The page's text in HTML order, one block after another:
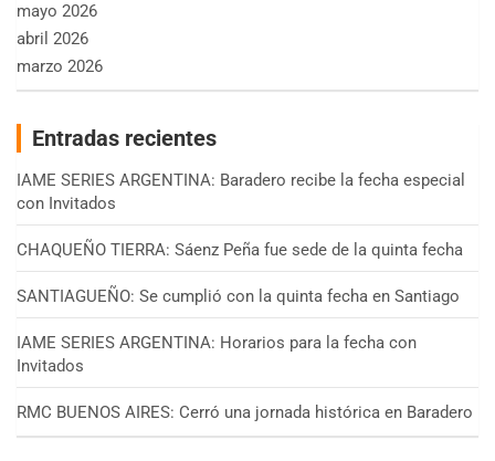
mayo 2026
abril 2026
marzo 2026
Entradas recientes
IAME SERIES ARGENTINA: Baradero recibe la fecha especial
con Invitados
CHAQUEÑO TIERRA: Sáenz Peña fue sede de la quinta fecha
SANTIAGUEÑO: Se cumplió con la quinta fecha en Santiago
IAME SERIES ARGENTINA: Horarios para la fecha con
Invitados
RMC BUENOS AIRES: Cerró una jornada histórica en Baradero